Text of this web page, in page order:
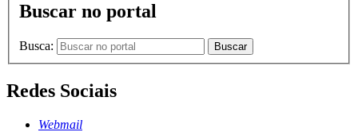
Buscar no portal
Busca: Buscar
Redes Sociais
Webmail